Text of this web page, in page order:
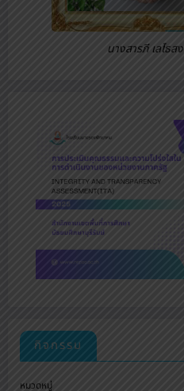
นางสารภี เลไธสง
กิจกรรม
หมวดหมู่